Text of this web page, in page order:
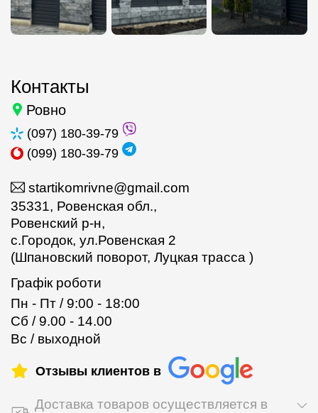
Контакты
Ровно
(097) 180-39-79
(099) 180-39-79
startikomrivne@gmail.com
35331, Ровенская обл.,
Ровенский р-н,
с.Городок, ул.Ровенская 2
(Шпановский поворот, Луцкая трасса )
Графік роботи
Пн - Пт / 9:00 - 18:00
Сб / 9.00 - 14.00
Вс / выходной
Отзывы клиентов в
Доставка товаров осуществляется в